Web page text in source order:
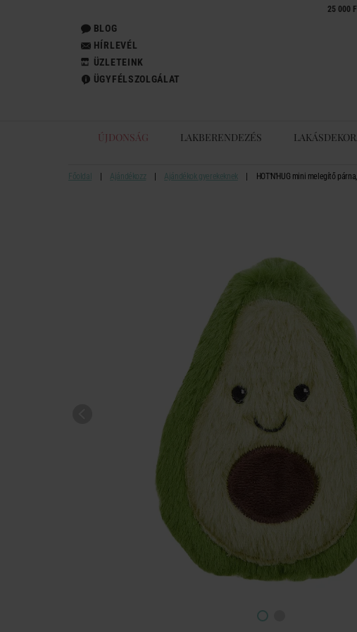
25 000
BLOG
HÍRLEVÉL
ÜZLETEINK
ÜGYFÉLSZOLGÁLAT
ÚJDONSÁG LAKBERENDEZÉS
Főoldal Ajándékozz Ajándékok gyerekeknek HOT'N'HUG mini melegítő